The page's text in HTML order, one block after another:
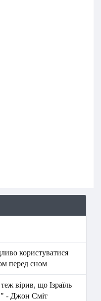
користуватися
перед сном
вірив, що Ізраїль
- Джон Сміт